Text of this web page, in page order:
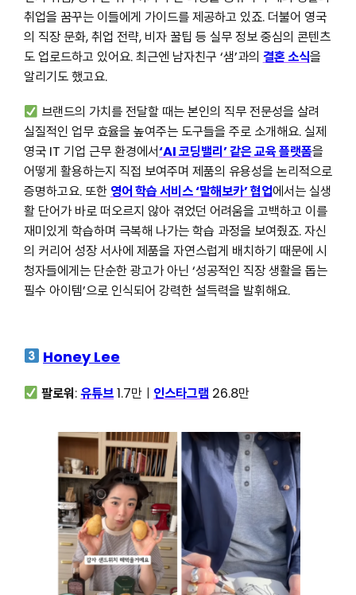
취업을 꿈꾸는 이들에게 가이드를 제공하고 있죠. 더불어 영국
의 직장 문화, 취업 전략, 비자 꿀팁 등 실무 정보 중심의 콘텐츠
도 업로드하고 있어요. 최근엔 남자친구 ‘샘’과의 결혼 소식을
알리기도 했고요.
브랜드의 가치를 전달할 때는 본인의 직무 전문성을 살려
실질적인 업무 효율을 높여주는 도구들을 주로 소개해요. 실제
영국 IT 기업 근무 환경에서‘AI 코딩밸리’ 같은 교육 플랫폼을
어떻게 활용하는지 직접 보여주며 제품의 유용성을 논리적으로
증명하고요. 또한 영어 학습 서비스 ‘말해보카’ 협업에서는 실생
활 단어가 바로 떠오르지 않아 겪었던 어려움을 고백하고 이를
재미있게 학습하며 극복해 나가는 학습 과정을 보여줬죠. 자신
의 커리어 성장 서사에 제품을 자연스럽게 배치하기 때문에 시
청자들에게는 단순한 광고가 아닌 ‘성공적인 직장 생활을 돕는
필수 아이템’으로 인식되어 강력한 설득력을 발휘해요.
Honey Lee
팔로워:유튜브1.7만ㅣ 인스타그램 26.8만